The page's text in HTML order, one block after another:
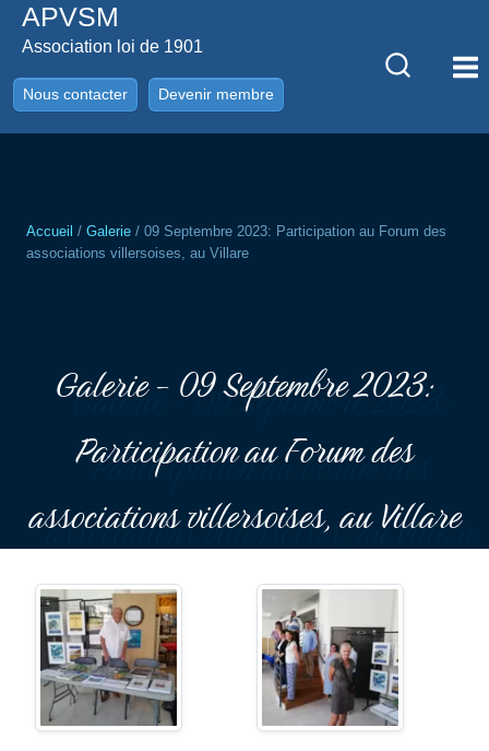
AllerAPVSM
Association loi de 1901
Nous contacter Devenir membre
Accueil / Galerie / 09 Septembre 2023: Participation au Forum des
associations villersoises, au Villare
Galerie - 09 Septembre 2023:
Participation au Forum des
associations villersoises, au Villare